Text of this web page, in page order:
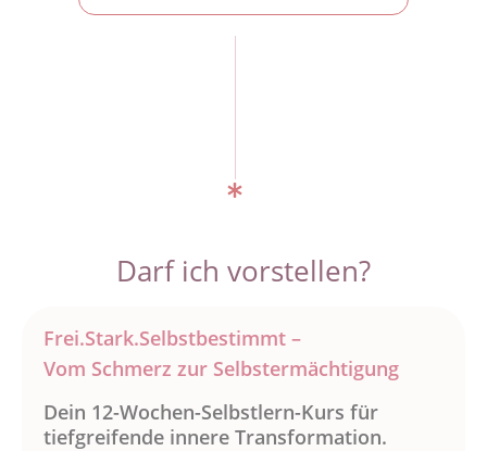
Darf ich vorstellen?
Frei.Stark.Selbstbestimmt –
Vom Schmerz zur Selbstermächtigung
Dein 12-Wochen-Selbstlern-Kurs für
tiefgreifende innere Transformation.